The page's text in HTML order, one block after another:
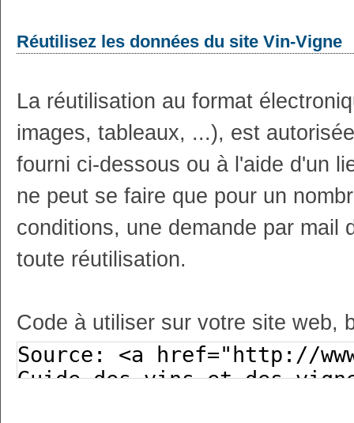
Réutilisez les données du site Vin-Vigne
La réutilisation au format
images, tableaux, ...), est
fourni ci-dessous ou à l'aide d'un
ne peut se faire que pour un
conditions, une demande par mail
toute réutilisation.
Code à utiliser sur votre site web,